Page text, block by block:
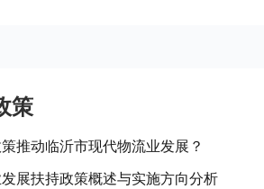
策
推动临沂市现代物流业发展？
展扶持政策概述与实施方向分析